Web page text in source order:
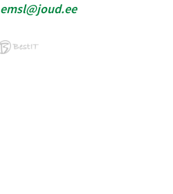
emsl@joud.ee